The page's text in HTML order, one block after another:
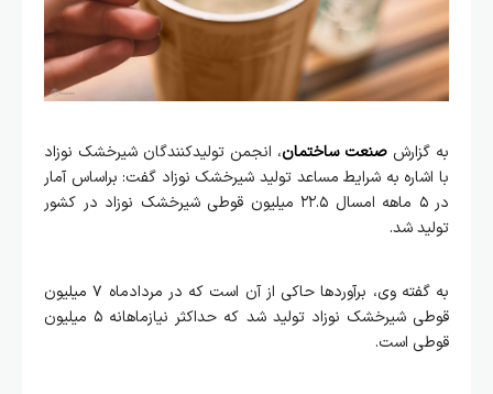
به گزارش صنعت ساختمان، انجمن تولیدکنندگان شیرخشک نوزاد
با اشاره به شرایط مساعد تولید شیرخشک نوزاد گفت: براساس آمار
در ۵ ماهه امسال ۲۲.۵ میلیون قوطی شیرخشک نوزاد در کشور
تولید شد.
به گفته وی، برآوردها حاکی از آن است که در مردادماه ۷ میلیون
قوطی شیرخشک نوزاد تولید شد که حداکثر نیازماهانه ۵ میلیون
قوطی است.